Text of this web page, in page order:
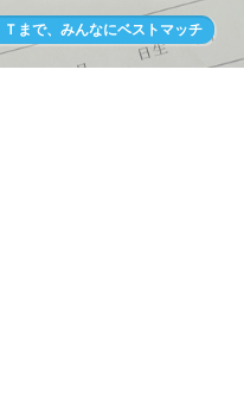
まで、みんなにベストマッチ